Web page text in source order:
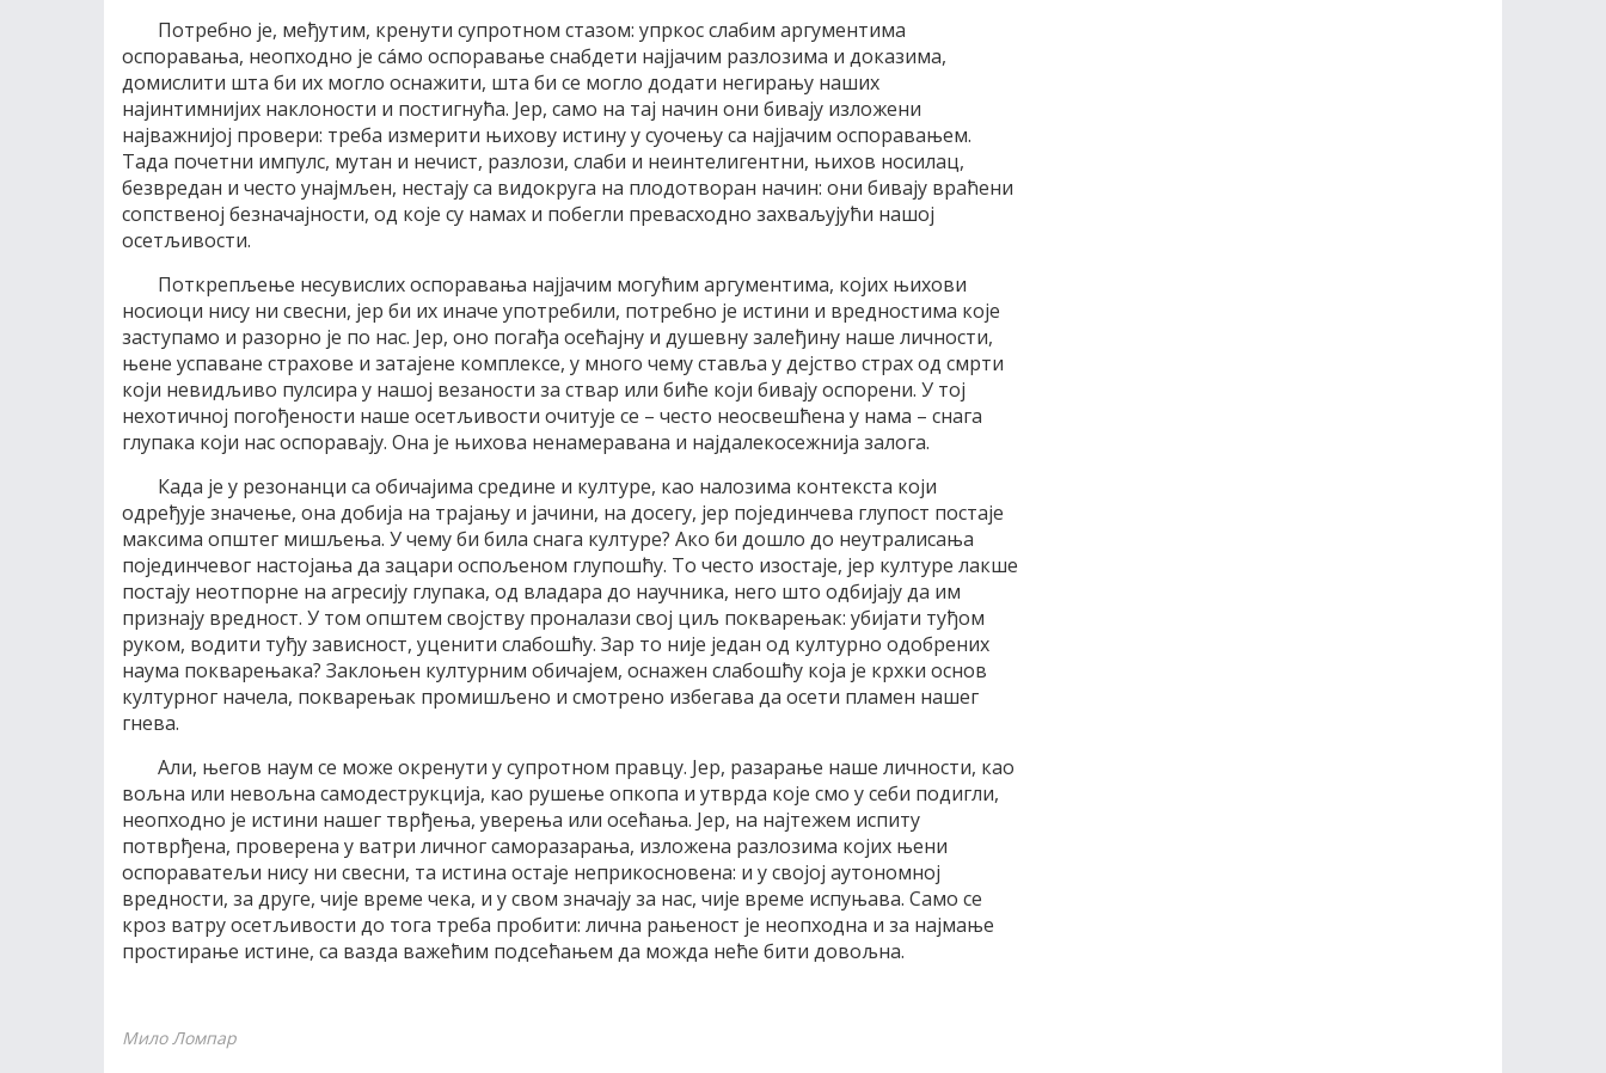
Потребно је, међутим, кренути супротном стазом: упркос слабим аргументима
оспоравања, неопходно је сáмо оспоравање снабдети најјачим разлозима и доказима,
домислити шта би их могло оснажити, шта би се могло додати негирању наших
најинтимнијих наклоности и постигнућа. Јер, само на тај начин они бивају изложени
најважнијој провери: треба измерити њихову истину у суочењу са најјачим оспоравањем.
Тада почетни импулс, мутан и нечист, разлози, слаби и неинтелигентни, њихов носилац,
безвредан и често унајмљен, нестају са видокруга на плодотворан начин: они бивају враћени
сопственој безначајности, од које су намах и побегли превасходно захваљујући нашој
осетљивости.
Поткрепљење несувислих оспоравања најјачим могућим аргументима, којих њихови
носиоци нису ни свесни, јер би их иначе употребили, потребно је истини и вредностима које
заступамо и разорно је по нас. Јер, оно погађа осећајну и душевну залеђину наше личности,
њене успаване страхове и затајене комплексе, у много чему ставља у дејство страх од смрти
који невидљиво пулсира у нашој везаности за ствар или биће који бивају оспорени. У тој
нехотичној погођености наше осетљивости очитује се – често неосвешћена у нама – снага
глупака који нас оспоравају. Она је њихова ненамеравана и најдалекосежнија залога.
Када је у резонанци са обичајима средине и културе, као налозима контекста који
одређује значење, она добија на трајању и јачини, на досегу, јер појединчева глупост постаје
максима општег мишљења. У чему би била снага културе? Ако би дошло до неутралисања
појединчевог настојања да зацари оспољеном глупошћу. То често изостаје, јер културе лакше
постају неотпорне на агресију глупака, од владара до научника, него што одбијају да им
признају вредност. У том општем својству проналази свој циљ покварењак: убијати туђом
руком, водити туђу зависност, уценити слабошћу. Зар то није један од културно одобрених
наума покварењака? Заклоњен културним обичајем, оснажен слабошћу која је крхки основ
културног начела, покварењак промишљено и смотрено избегава да осети пламен нашег
гнева.
Али, његов наум се може окренути у супротном правцу. Јер, разарање наше личности, као
вољна или невољна самодеструкција, као рушење опкопа и утврда које смо у себи подигли,
неопходно је истини нашег тврђења, уверења или осећања. Јер, на најтежем испиту
потврђена, проверена у ватри личног саморазарања, изложена разлозима којих њени
оспораватељи нису ни свесни, та истина остаје неприкосновена: и у својој аутономној
вредности, за друге, чије време чека, и у свом значају за нас, чије време испуњава. Само се
кроз ватру осетљивости до тога треба пробити: лична рањеност је неопходна и за најмање
простирање истине, са вазда важећим подсећањем да можда неће бити довољна.
Мило Ломпар